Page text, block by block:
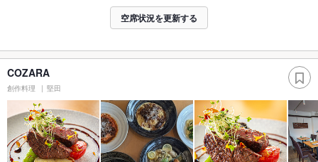
空席状況を更新する
COZARA
創作料理 堅田